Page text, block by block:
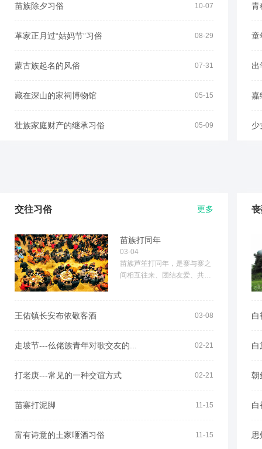
苗族除夕习俗 10-07
革家正月过“姑妈节”习俗 08-29
蒙古族起名的风俗 07-31
藏在深山的家祠博物馆 05-15
壮族家庭财产的继承习俗 05-09
青
童
出
嘉
少
交往习俗 更多
苗族打同年
03-04
苗族芦笙打同年，是寨与寨之
间相互往来、团结友爱、共同
王佑镇长安布依敬客酒 03-08
走坡节---仫佬族青年对歌交友的... 02-21
打老庚---常见的一种交谊方式 02-21
苗寨打泥脚 11-15
富有诗意的土家咂酒习俗 11-15
白
白
朝
白
思